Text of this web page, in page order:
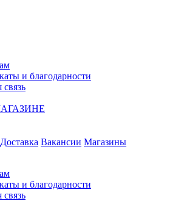
и благодарности
связь
Доставка Вакансии Магазины
и благодарности
связь